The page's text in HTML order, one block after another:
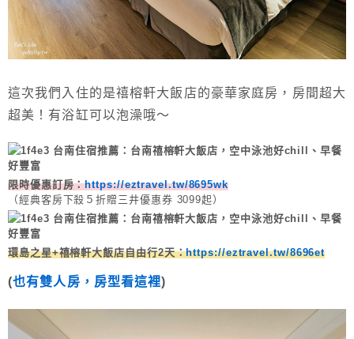
這次我們入住的是禧榕軒大飯店的豪華家庭房，房間超大
超美！有浴缸可以泡澡哦～
限時優惠訂房：https://eztravel.tw/8695wk
（經典客房下殺５折贈三井優惠券 3099起）
環島之星+禧榕軒大飯店自由行2天：https://eztravel.tw/8696et
(也有雙人房，房型看這裡)